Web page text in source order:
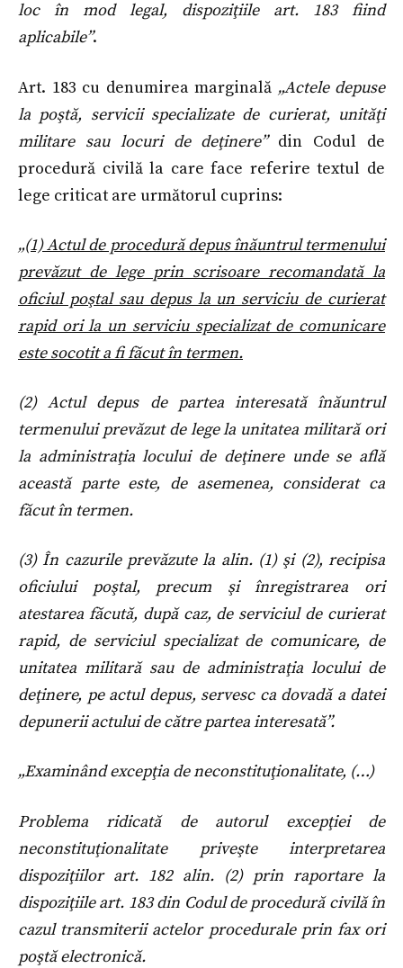
loc în mod legal, dispoziţiile art. 183 fiind
aplicabile”.
Art. 183 cu denumirea marginală „Actele depuse
la poştă, servicii specializate de curierat, unităţi
militare sau locuri de deţinere”din Codul de
procedură civilă la care face referire textul de
lege criticat are următorul cuprins:
„(1) Actul de procedură depus înăuntrul termenului
prevăzut de lege prin scrisoare recomandată la
oficiul poştal sau depus la un serviciu de curierat
rapid ori la un serviciu specializat de comunicare
este socotit a fi făcut în termen.
(2) Actul depus de partea interesată înăuntrul
termenului prevăzut de lege la unitatea militară ori
la administraţia locului de deţinere unde se află
această parte este, de asemenea, considerat ca
făcut în termen.
(3) În cazurile prevăzute la alin. (1) şi (2), recipisa
oficiului poştal, precum şi înregistrarea ori
atestarea făcută, după caz, de serviciul de curierat
rapid, de serviciul specializat de comunicare, de
unitatea militară sau de administraţia locului de
deţinere, pe actul depus, servesc ca dovadă a datei
depunerii actului de către partea interesată”.
„Examinând excepţia de neconstituţionalitate, (…)
Problema ridicată de autorul excepţiei de
neconstituţionalitate priveşte interpretarea
dispoziţiilor art. 182 alin. (2) prin raportare la
dispoziţiile art. 183 din Codul de procedură civilă în
cazul transmiterii actelor procedurale prin fax ori
poştă electronică.